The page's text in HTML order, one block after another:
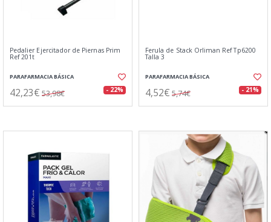
Pedalier Ejercitador de Piernas Prim
Ref 201t
PARAFARMACIA BÁSICA
42,23€ 53,98€ - 22%
Ferula de Stack Orliman Ref Tp6200
Talla 3
PARAFARMACIA BÁSICA
4,52€ 5,74€ - 21%